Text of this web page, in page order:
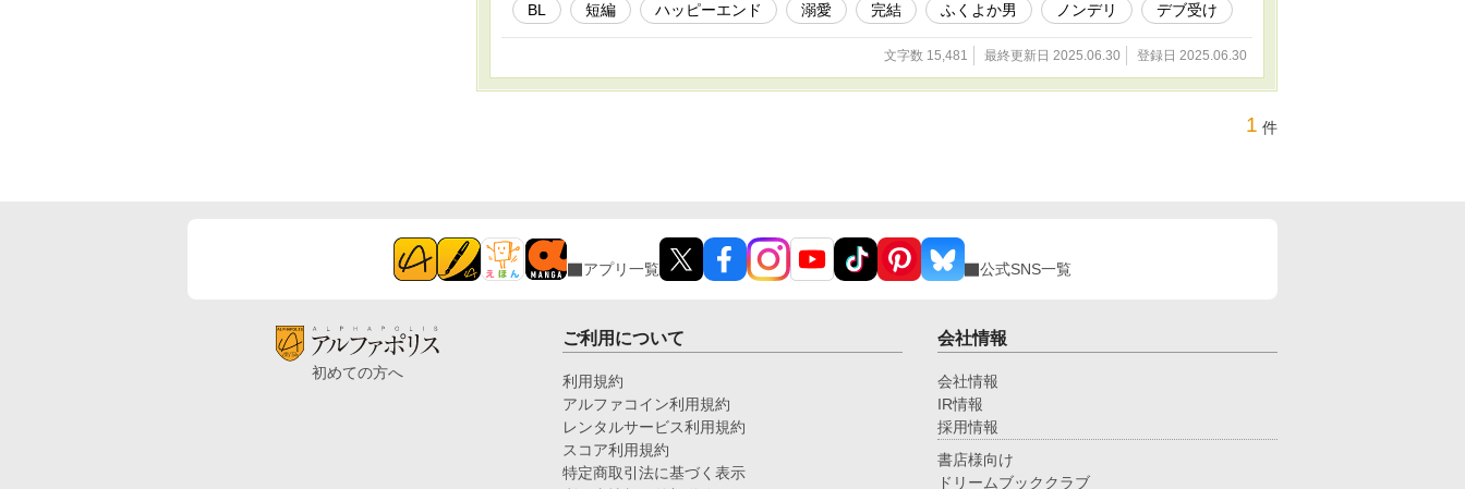
BL 短編 ハッピーエンド 溺愛 完結 ふくよか男 ノンデリ デブ受け
文字数 15,481 最終更新日 2025.06.30 登録日 2025.06.30
1 件
アプリ一覧 公式SNS一覧
初めての方へ
ご利用について
利用規約
アルファコイン利用規約
レンタルサービス利用規約
スコア利用規約
特定商取引法に基づく表示
会社情報
会社情報
IR情報
採用情報
書店様向け
ドリームブッククラブ